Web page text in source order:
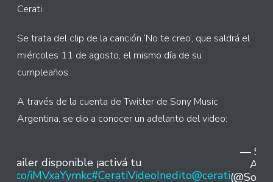
Cerati.
Se trata del clip de la canción ‘No te creo’, que saldrá el
miércoles 11 de agosto, el mismo día de su
cumpleaños.
A través de la cuenta de Twitter de Sony Music
Argentina, se dio a conocer un adelanto del video:
Trailer disponible ¡activá tu
t.co/iMVxaYymkc#CeratiVideoInedito@cerati
—